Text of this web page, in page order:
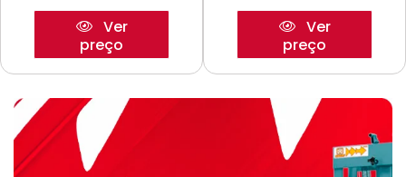
Ver
preço
Ver
preço